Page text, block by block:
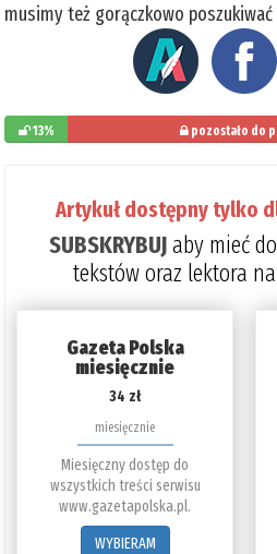
musimy też gorączkowo
13% pozostało do
Artykuł dostępny tylko
SUBSKRYBUJaby mieć
tekstów oraz lektora
Gazeta Polska
miesięcznie
34 zł
miesięcznie
Miesięczny dostęp do
wszystkich treści serwisu
www.gazetapolska.pl.
WYBIERAM